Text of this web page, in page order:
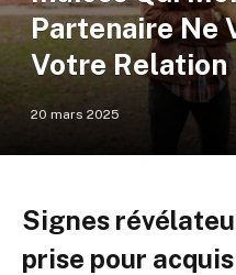
Partenaire Ne
Votre Relation
20 mars 2025
Signes
prise pour acquis